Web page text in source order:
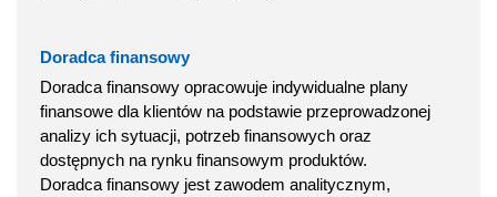
Doradca finansowy
Doradca finansowy opracowuje indywidualne plany
finansowe dla klientów na podstawie przeprowadzonej
analizy ich sytuacji, potrzeb finansowych oraz
dostępnych na rynku finansowym produktów.
Doradca finansowy jest zawodem analitycznym,